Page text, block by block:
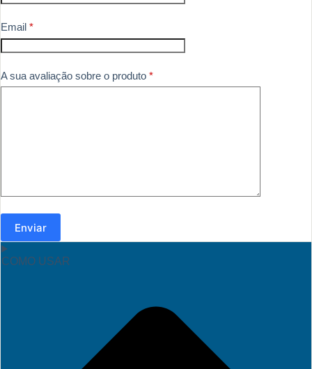
Email *
A sua avaliação sobre o produto *
Enviar
COMO USAR